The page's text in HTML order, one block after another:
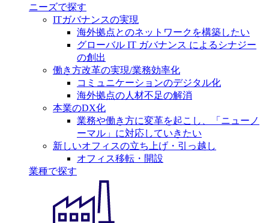
ニーズで探す
ITガバナンスの実現
海外拠点とのネットワークを構築したい
グローバル IT ガバナンス によるシナジー
の創出
働き方改革の実現/業務効率化
コミュニケーションのデジタル化
海外拠点の人材不足の解消
本業のDX化
業務や働き方に変革を起こし、「ニューノ
ーマル」に対応していきたい
新しいオフィスの立ち上げ・引っ越し
オフィス移転・開設
業種で探す